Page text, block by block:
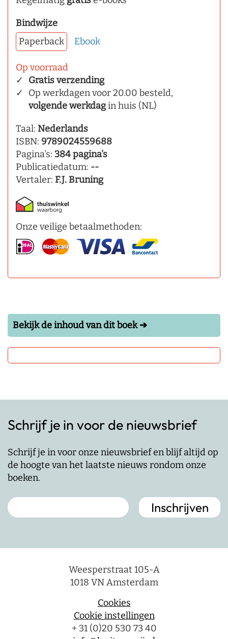
Bindwijze
Paperback
Ebook
Op voorraad
Gratis verzending
Op werkdagen voor 20.00 besteld,
volgende werkdagin huis (NL)
Taal: Nederlands
ISBN: 9789024559688
Pagina's: 384 pagina's
Publicatiedatum: --
Vertaler: F.J. Bruning
Onze veilige betaalmethoden:
Bekijk de inhoud van dit boek ➔
Schrijf je in voor de nieuwsbrief
Schrijf je in voor onze nieuwsbrief en blijf altijd op
de hoogte van het laatste nieuws rondom onze
boeken.
Weesperstraat 105-A
1018 VN Amsterdam
Cookies
Cookie instellingen
+ 31 (0)20 530 73 40